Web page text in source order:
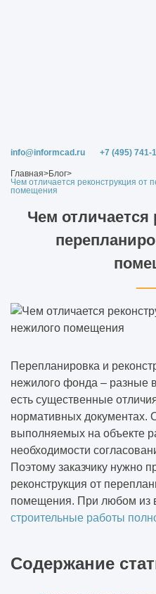
info@informcad.ru +7 (495) 741-
Главная>Блог>
Чем отличается реконструкция от
помещения
Чем отличается
Перепланировка и
нежилого фонда – разные
есть существенные
нормативных документах.
выполняемых на объекте
необходимости
Поэтому заказчику нужно
реконструкция от
помещения. При любом из
строительные работы
Содержание